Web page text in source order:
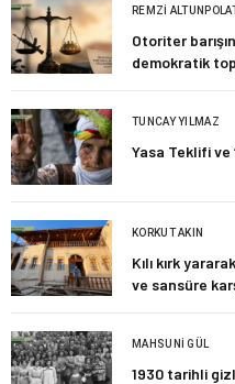
REMZI
Otoriter
demokratik
TUNCAY YILMAZ
Yasa Teklifi
KORKUT AKIN
Kılı kırk
ve sansüre
MAHSUNI GÜL
1930 tarihli